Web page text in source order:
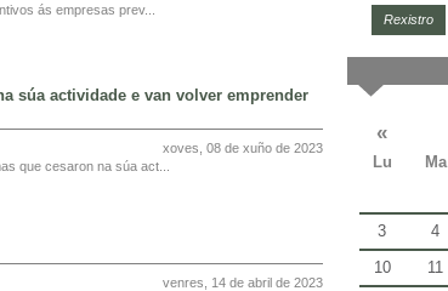
ás empresas prev...
súa actividade e van volver emprender
xoves, 08 de xuño de 2023
que cesaron na súa act...
venres, 14 de abril de 2023
Rexistro
«
Lu Ma
3
4
10
11